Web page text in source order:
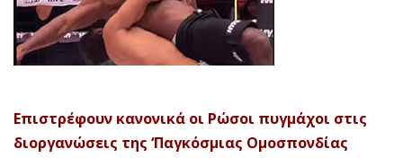
Επιστρέφουν κανονικά οι Ρώσοι πυγμάχοι στις
διοργανώσεις της ‘Παγκόσμιας Ομοσπονδίας